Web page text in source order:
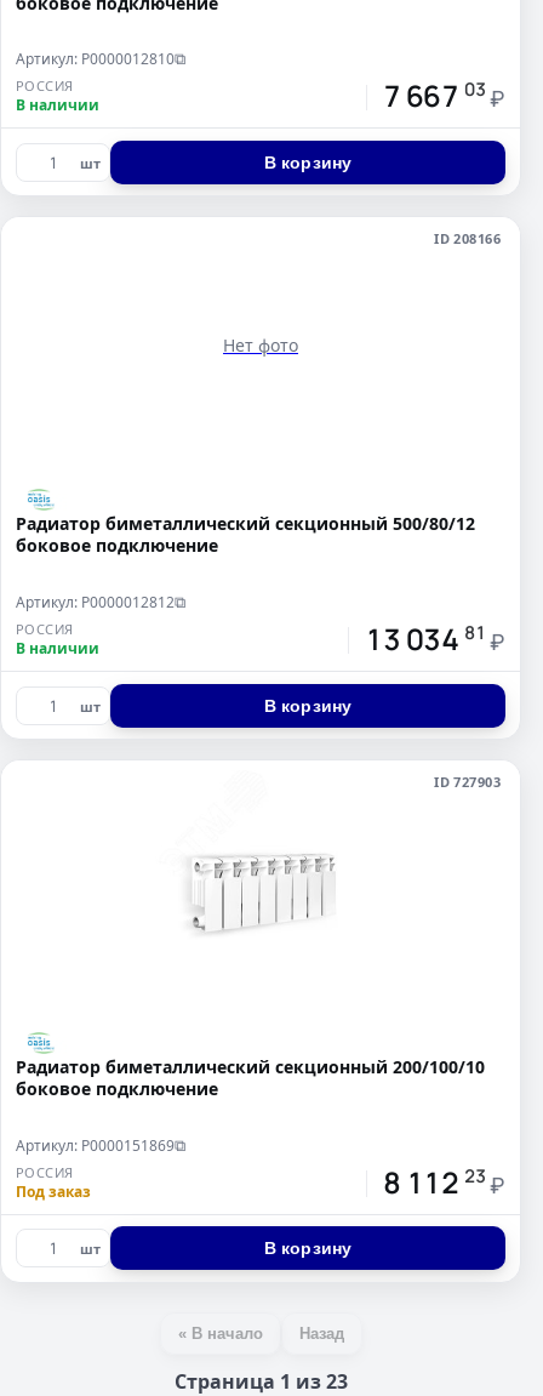
Артикул: Р0000012810⧉
РОССИЯ
В наличии 7 667 03 ₽
шт В корзину
ID 208166
Нет фото
Радиатор биметаллический секционный 500/80/12
боковое подключение
Артикул: Р0000012812⧉
РОССИЯ
В наличии 13 034 81 ₽
шт В корзину
ID 727903
Радиатор биметаллический секционный 200/100/10
боковое подключение
Артикул: Р0000151869⧉
РОССИЯ
Под заказ 8 112 23 ₽
шт В корзину
« В начало Назад
Страница 1 из 23